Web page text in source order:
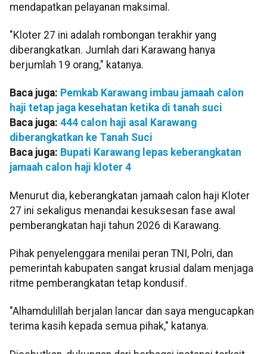
mendapatkan pelayanan maksimal.
"Kloter 27 ini adalah rombongan terakhir yang
diberangkatkan. Jumlah dari Karawang hanya
berjumlah 19 orang," katanya.
Baca juga: Pemkab Karawang imbau jamaah calon
haji tetap jaga kesehatan ketika di tanah suci
Baca juga: 444 calon haji asal Karawang
diberangkatkan ke Tanah Suci
Baca juga: Bupati Karawang lepas keberangkatan
jamaah calon haji kloter 4
Menurut dia, keberangkatan jamaah calon haji Kloter
27 ini sekaligus menandai kesuksesan fase awal
pemberangkatan haji tahun 2026 di Karawang.
Pihak penyelenggara menilai peran TNI, Polri, dan
pemerintah kabupaten sangat krusial dalam menjaga
ritme pemberangkatan tetap kondusif.
"Alhamdulillah berjalan lancar dan saya mengucapkan
terima kasih kepada semua pihak," katanya.